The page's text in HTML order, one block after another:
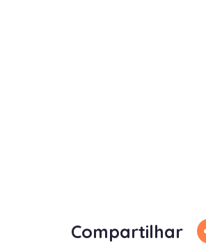
Compartilhar